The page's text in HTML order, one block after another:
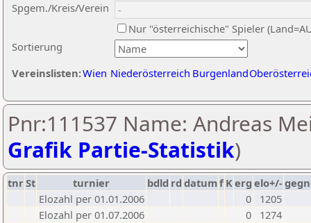
Sortierung
Spgem./Kreis/Verein
Nur "österreichische" Spieler
Vereinslisten:Wien Niederösterreich Burgenland
Pnr:111537 Name: Andreas
Grafik Partie-Statistik)
tnrSt turnier bdld rd datumf Kerg elo+/-
Elozahl per 01.01.2006
0
1205
Elozahl per 01.07.2006
0
1274